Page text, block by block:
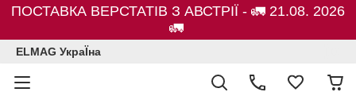
ПОСТАВКА ВЕРСТАТІВ З АВСТРІЇ - 🚛 21.08. 2026
🚛
ELMAG УкраЇна